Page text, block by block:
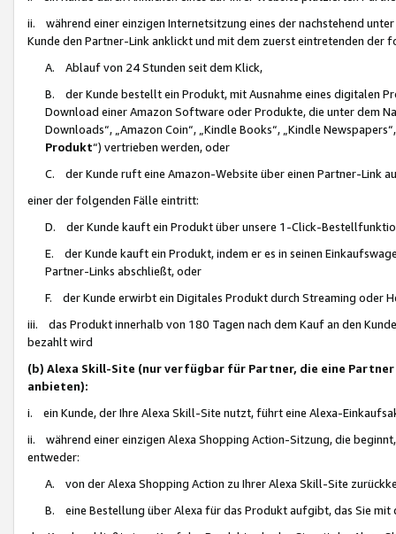
ii. während einer einzigen Internetsitzung eines der nachstehend
Kunde den Partner-Link anklickt und mit dem zuerst eintretenden der
A. Ablauf von 24 Stunden seit dem Klick,
B. der Kunde bestellt ein Produkt, mit Ausnahme eines digitalen
Download einer Amazon Software oder Produkte, die unter dem
Downloads“, „Amazon Coin“, „Kindle Books“, „Kindle
Produkt“) vertrieben werden, oder
C. der Kunde ruft eine Amazon-Website über einen Partner-Link
einer der folgenden Fälle eintritt:
D. der Kunde kauft ein Produkt über unsere 1-Click-
E. der Kunde kauft ein Produkt, indem er es in seinen
Partner-Links abschließt, oder
F. der Kunde erwirbt ein Digitales Produkt durch Streaming oder
iii. das Produkt innerhalb von 180 Tagen nach dem Kauf an den
bezahlt wird
(b) Alexa Skill-Site (nur verfügbar für Partner, die eine
anbieten):
i. ein Kunde, der Ihre Alexa Skill-Site nutzt, führt eine Alexa-
ii. während einer einzigen Alexa Shopping Action-Sitzung, die
entweder:
A. von der Alexa Shopping Action zu Ihrer Alexa Skill-Site
B. eine Bestellung über Alexa für das Produkt aufgibt, das Sie mit